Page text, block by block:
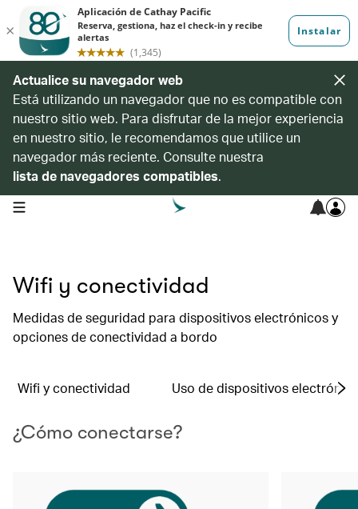
Actualice su navegador web
Está utilizando un navegador que no es compatible con
nuestro sitio web. Para disfrutar de la mejor experiencia
en nuestro sitio, le recomendamos que utilice un
navegador más reciente. Consulte nuestra
lista de navegadores compatibles.
open navigation menu
Wifi y conectividad
Medidas de seguridad para dispositivos electrónicos y
opciones de conectividad a bordo
Wifi y conectividad Uso de dispositivos
¿Cómo conectarse?